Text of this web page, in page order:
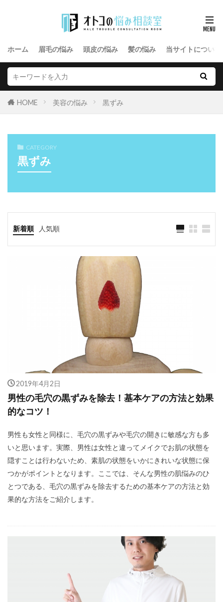
ホーム 眉毛の悩み 頭皮の悩み 髪の悩み 当サイトについて
HOME 美容の悩み 黒ずみ
CATEGORY
黒ずみ
新着順 人気順
2019年4月2日
男性の毛穴の黒ずみを除去！基本ケアの方法と効果
的なコツ！
男性も女性と同様に、毛穴の黒ずみや毛穴の開きに敏感な方も多
いと思います。実際、男性は女性と違ってメイクでお肌の状態を
隠すことは行わないため、素肌の状態をいかにきれいな状態に保
つかがポイントとなります。ここでは、そんな男性の肌悩みのひ
とつである、毛穴の黒ずみを除去するための基本ケアの方法と効
果的な方法をご紹介します。